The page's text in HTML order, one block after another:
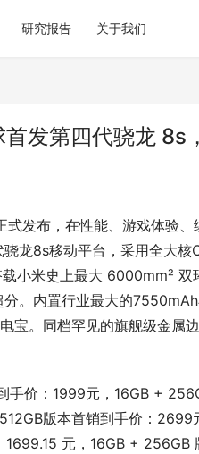
研究报告 关于我们
发第四代骁龙 8s
发布，在性能、游戏体验
龙8s移动平台，采用全大
小米史上最大 6000mm²
。内置行业最大的
宝。同档罕见的旗舰级金属
价：1999元，16GB +
版本首销到手价：2699
元，16GB + 256GB